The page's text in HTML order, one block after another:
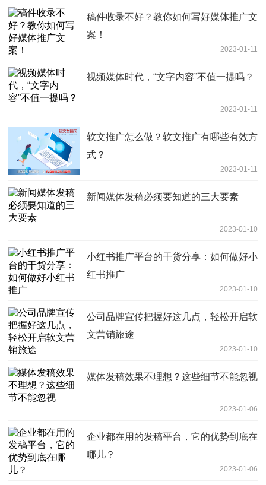
稿件收录不好？教你如何写好媒体推广文
案！
2023-01-11
视频媒体时代，“文字内容”不值一提吗？
2023-01-11
软文推广怎么做？软文推广有哪些有效方
式？
2023-01-11
新闻媒体发稿必须要知道的三大要素
2023-01-10
小红书推广平台的干货分享：如何做好小
红书推广
2023-01-10
公司品牌宣传把握好这几点，轻松开启软
文营销旅途
2023-01-10
媒体发稿效果不理想？这些细节不能忽视
2023-01-06
企业都在用的发稿平台，它的优势到底在
哪儿？
2023-01-06